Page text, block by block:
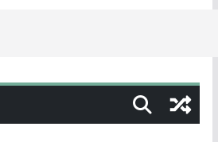
the Feelings” เที่ยวให้สนุก
ตมป์ครบ แล้วรับของที่ระลึกสุด